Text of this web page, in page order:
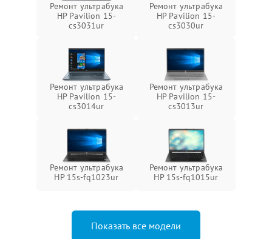
Ремонт ультрабука
HP Pavilion 15-
cs3031ur
Ремонт ультрабука
HP Pavilion 15-
cs3030ur
Ремонт ультрабука
HP Pavilion 15-
cs3014ur
Ремонт ультрабука
HP Pavilion 15-
cs3013ur
Ремонт ультрабука
HP 15s-fq1023ur
Ремонт ультрабука
HP 15s-fq1015ur
Показать все модели